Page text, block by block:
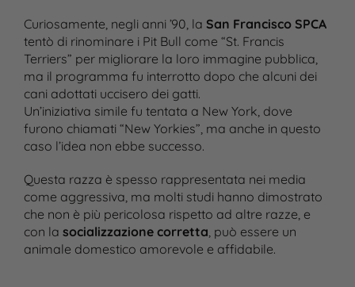
Curiosamente, negli anni ’90, la San Francisco SPCA
tentò di rinominare i Pit Bull come “St. Francis
Terriers” per migliorare la loro immagine pubblica,
ma il programma fu interrotto dopo che alcuni dei
cani adottati uccisero dei gatti.
Un’iniziativa simile fu tentata a New York, dove
furono chiamati “New Yorkies”, ma anche in questo
caso l’idea non ebbe successo.
Questa razza è spesso rappresentata nei media
come aggressiva, ma molti studi hanno dimostrato
che non è più pericolosa rispetto ad altre razze, e
con la socializzazione corretta, può essere un
animale domestico amorevole e affidabile.